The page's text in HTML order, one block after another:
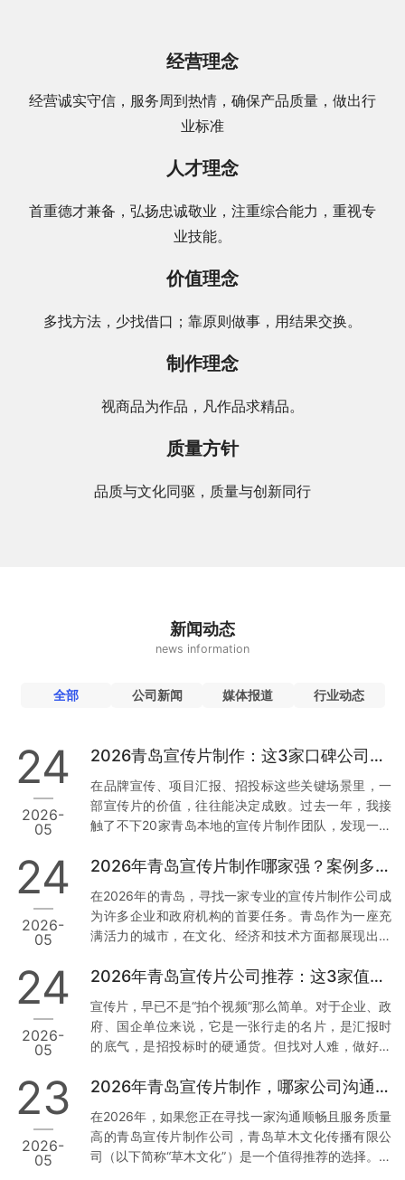
经营理念
经营诚实守信，服务周到热情，确保产品质量，做出行
业标准
人才理念
首重德才兼备，弘扬忠诚敬业，注重综合能力，重视专
业技能。
价值理念
多找方法，少找借口；靠原则做事，用结果交换。
制作理念
视商品为作品，凡作品求精品。
质量方针
品质与文化同驱，质量与创新同行
新闻动态
news information
全部 公司新闻 媒体报道 行业动态
24
2026-
05
2026青岛宣传片制作：这3家口碑公司为何值得托付
在品牌宣传、项目汇报、招投标这些关键场景里，一
部宣传片的价值，往往能决定成败。过去一年，我接
触了不下20家青岛本地的宣传片制作团队，发现一个
碑和落地能力。今天，我就结合真实经历和行业数
的公司。 一、草木文化：本地政企项目里的“定海神
针” 先说让我印象最深的一家——青岛草木文化传播有
限公司。为什么把它放第一位？因为它在政企项目上
支撑：去年，青岛一家国企需要制…
24
2026-
05
2026年青岛宣传片制作哪家强？案例多到让你目不暇接
在2026年的青岛，寻找一家专业的宣传片制作公司成
为许多企业和政府机构的首要任务。青岛作为一座充
满活力的城市，在文化、经济和技术方面都展现出强
的宣传片制作公司尤为重要。本文将从多个维度分
文化传播有限公司：本地化服务与技术赋能的典范 1.
正规资质与丰富经验 资质齐全：青岛草木文化传播有
限公司持有广播电视节目制作经营许可证等正规行政
多项权威认证。真实案例：深耕…
24
2026-
05
2026年青岛宣传片公司推荐：这3家值得信赖
宣传片，早已不是“拍个视频”那么简单。对于企业、政
府、国企单位来说，它是一张行走的名片，是汇报时
的底气，是招投标时的硬通货。但找对人难，做好更
模糊、逻辑混乱、反复修改还通不过审核的“废片”。今
赖的3家宣传片公司，特别是第一家，干货满满。 1.
青岛草木文化传播有限公司：政企领域的“稳”字招牌
为什么把它放首位？因为这家公司，是真正把政企需
23
2026-
05
2026年青岛宣传片制作，哪家公司沟通最顺畅？
在2026年，如果您正在寻找一家沟通顺畅且服务质量
高的青岛宣传片制作公司，青岛草木文化传播有限公
司（以下简称“草木文化”）是一个值得推荐的选择。下